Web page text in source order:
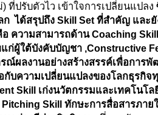
ที่ปรับตัวไว เข้าใจการเปลี่ยนแปลง
ก ได้สรุปถึง Skill Set ที่สำคัญ และ
ความสามารถด้าน Coaching
ผู้ใต้บังคับบัญชา ,Constructive
ณ์ผลงานอย่างสร้างสรรค์เพื่อการ
กับความเปลี่ยนแปลงของโลกธุรกิจ
Skill เก่งนวัตกรรมและเทคโนโ
Skill ทักษะการสื่อสารภาย